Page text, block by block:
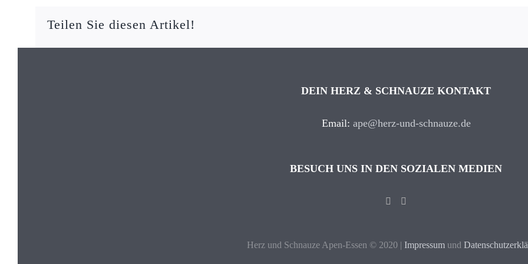
Teilen Sie diesen Artikel!
DEIN HERZ & SCHNAUZE KONTAKT
Email: ape@herz-und-schnauze.de
BESUCH UNS IN DEN SOZIALEN MEDIEN
Herz und Schnauze Apen-Essen © 2020 | Impressum und